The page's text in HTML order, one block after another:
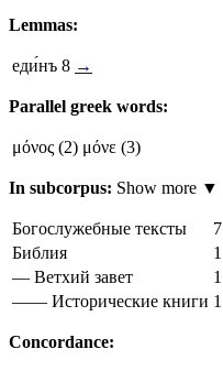
Lemmas:
еди́нъ 8 →
Parallel greek words:
μόνος (2) μόνε (3)
In subcorpus: Show more ▼
Богослужебные тексты 7
Библия
1
— Ветхий завет
1
—— Исторические книги 1
Concordance: